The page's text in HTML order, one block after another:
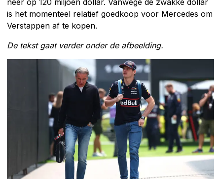
neer op 120 miljoen dollar. Vanwege de zwakke dollar
is het momenteel relatief goedkoop voor Mercedes om
Verstappen af te kopen.
De tekst gaat verder onder de afbeelding.